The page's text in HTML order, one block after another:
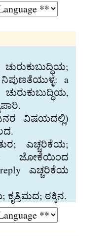
a
ವಿಷಯದಲ್ಲಿ)
ಎಚ್ಚರಿಕೆಯ;
ಜೋಕೆಯಿಂದ
ಎಚ್ಚರಿಕೆಯ
ಠಕ್ಕಿನ.